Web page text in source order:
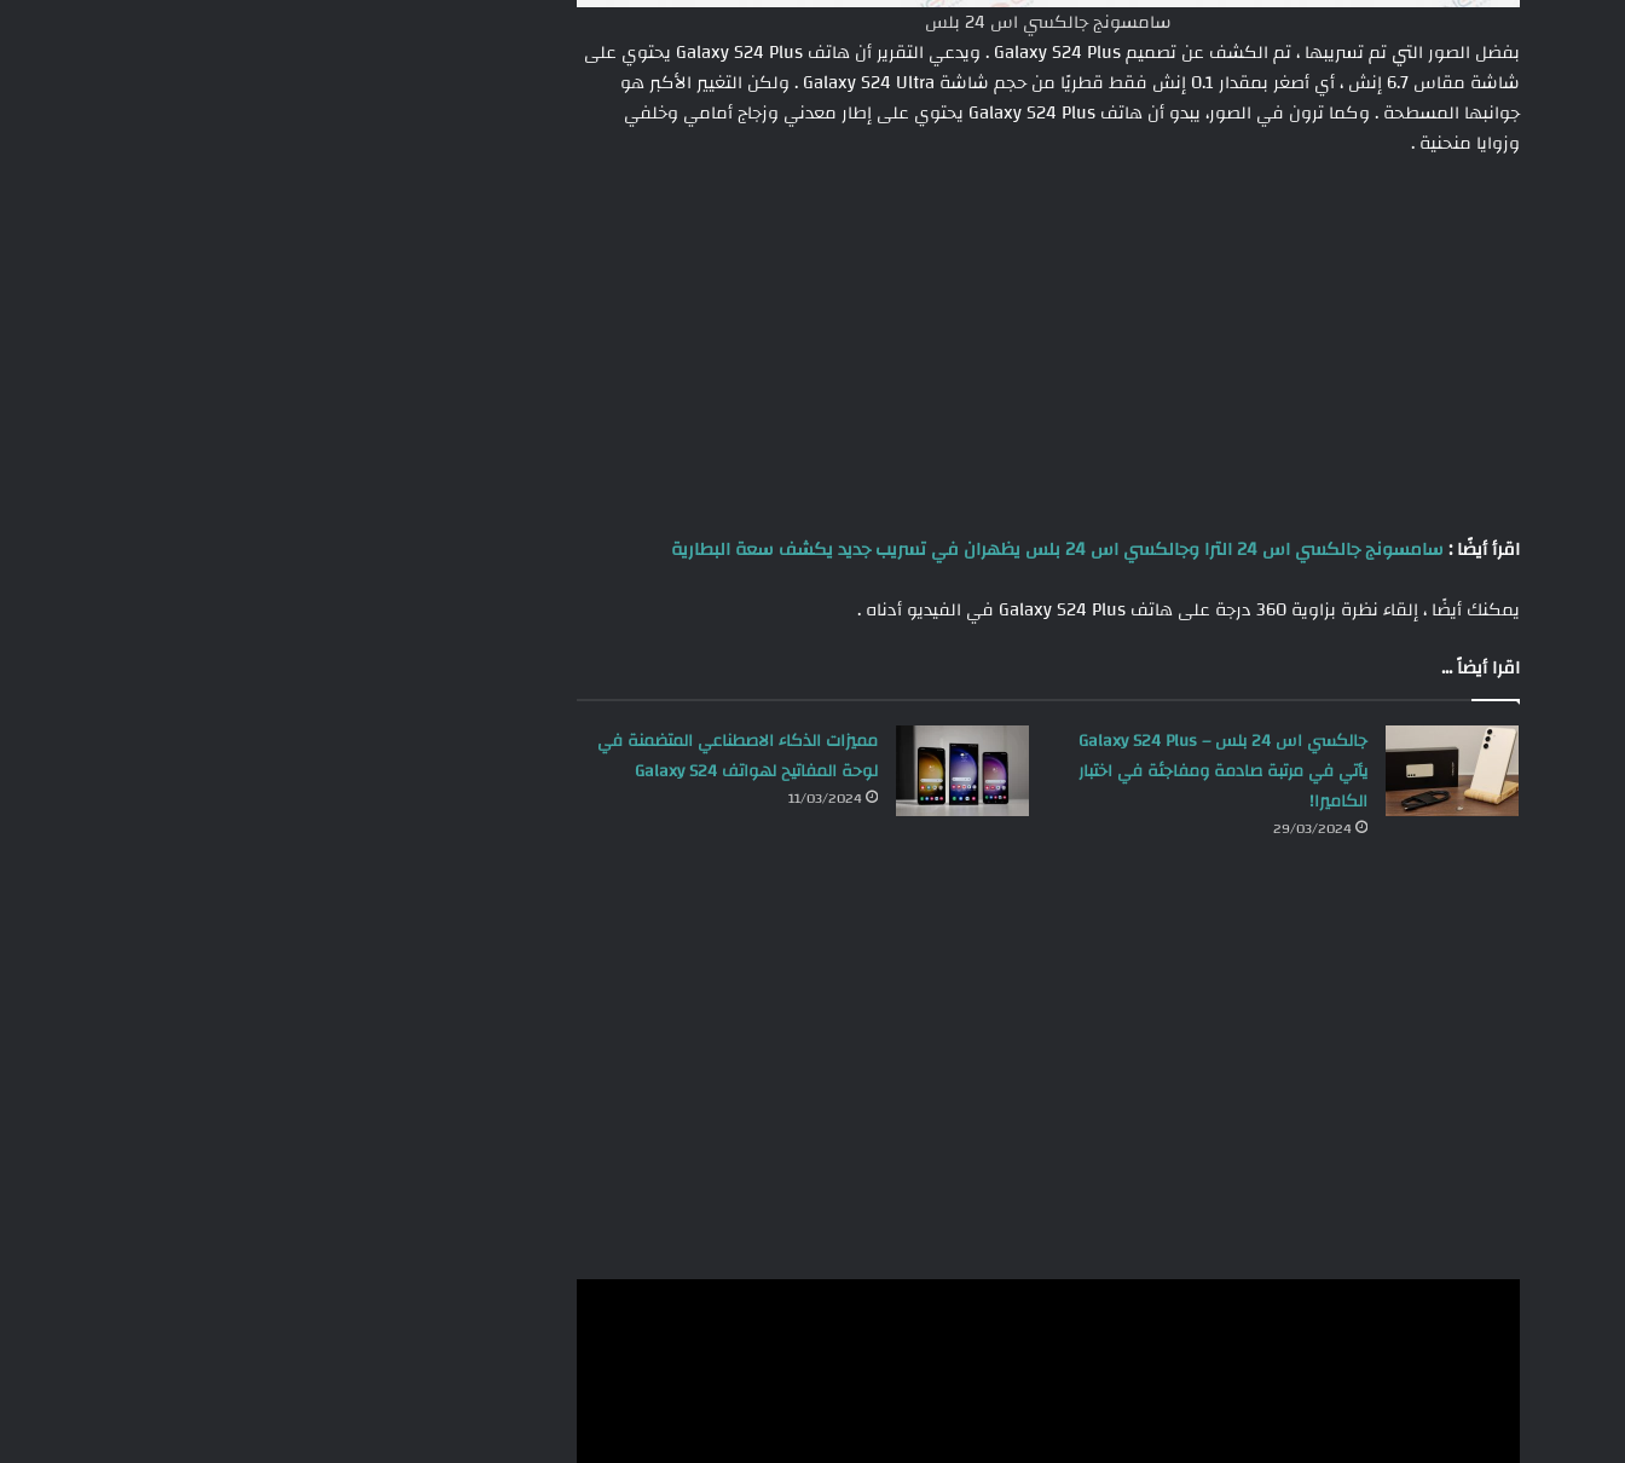
سامسونج جالكسي اس 24 بلس
بفضل الصور التي تم تسريبها ، تم الكشف عن تصميم Galaxy S24 Plus . ويدعي التقرير أن هاتف Galaxy S24 Plus يحتوي على
شاشة مقاس 6.7 إنش ، أي أصغر بمقدار 0.1 إنش فقط قطريًا من حجم شاشة Galaxy S24 Ultra . ولكن التغيير الأكبر هو
جوانبها المسطحة . وكما ترون في الصور، يبدو أن هاتف Galaxy S24 Plus يحتوي على إطار معدني وزجاج أمامي وخلفي
وزوايا منحنية .
اقرأ أيضًا :سامسونج جالكسي اس 24 الترا وجالكسي اس 24 بلس يظهران في تسريب جديد يكشف سعة البطارية
يمكنك أيضًا ، إلقاء نظرة بزاوية 360 درجة على هاتف Galaxy S24 Plus في الفيديو أدناه .
اقرا أيضاً ...
جالكسي اس 24 بلس – Galaxy S24 Plus
يأتي في مرتبة صادمة ومفاجئة في اختبار
الكاميرا!
29/03/2024
مميزات الذكاء الاصطناعي المتضمنة في
لوحة المفاتيح لهواتف Galaxy S24
11/03/2024